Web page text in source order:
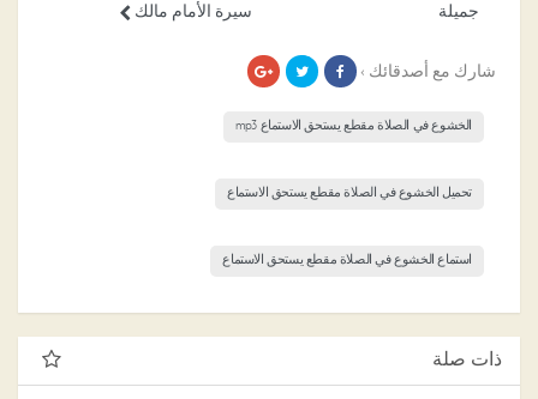
سيرة الأمام مالك
جميلة
شارك مع أصدقائك ›
الخشوع في الصلاة مقطع يستحق الاستماع mp3
تحميل الخشوع في الصلاة مقطع يستحق الاستماع
استماع الخشوع في الصلاة مقطع يستحق الاستماع
ذات صلة